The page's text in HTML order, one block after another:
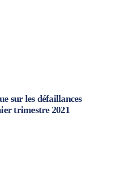
sur les défaillances
trimestre 2021